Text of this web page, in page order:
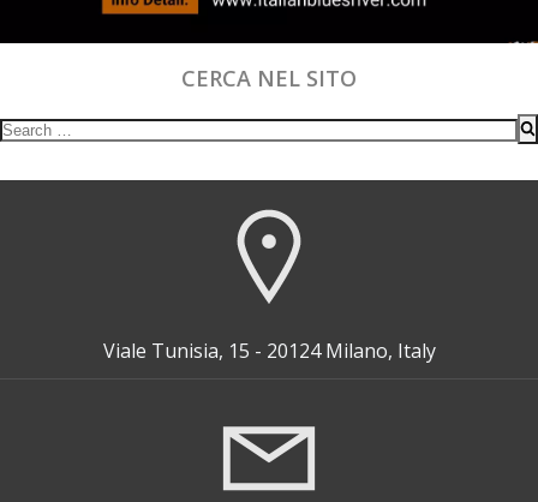
CERCA NEL SITO
Search
Viale Tunisia, 15 - 20124 Milano, Italy